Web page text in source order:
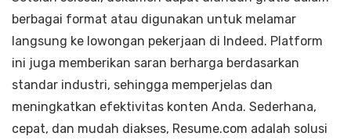
berbagai format atau digunakan untuk melamar
langsung ke lowongan pekerjaan di Indeed. Platform
ini juga memberikan saran berharga berdasarkan
standar industri, sehingga memperjelas dan
meningkatkan efektivitas konten Anda. Sederhana,
cepat, dan mudah diakses, Resume.com adalah solusi